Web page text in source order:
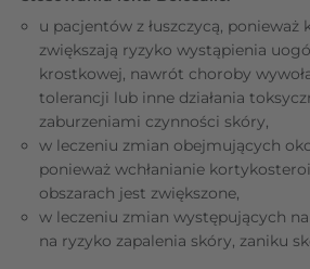
u pacjentów z łuszczycą,
zwiększają ryzyko wystąpienia
krostkowej, nawrót choroby
tolerancji lub inne działania
zaburzeniami czynności skóry,
w leczeniu zmian obejmujących
ponieważ wchłanianie
obszarach jest zwiększone,
w leczeniu zmian występujących
na ryzyko zapalenia skóry, zaniku